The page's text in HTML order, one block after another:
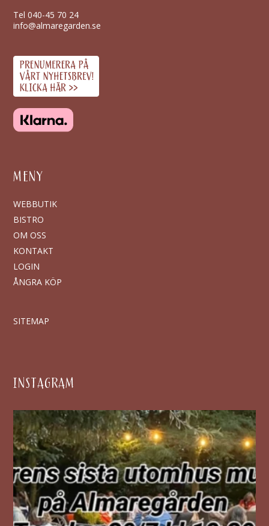
Tel040-45 70 24
info@almaregarden.se
MENY
WEBBUTIK
BISTRO
OM OSS
KONTAKT
LOGIN
ÅNGRA KÖP
SITEMAP
INSTAGRAM